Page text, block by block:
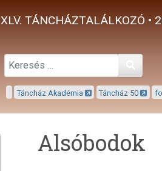
XLV. TÁNCHÁZTALÁLKOZÓ •
Keresés
Táncház Akadémia Táncház 50
Alsóbodok